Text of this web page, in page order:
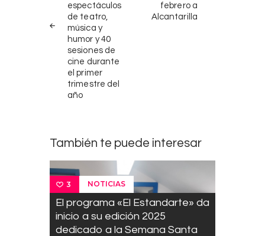
espectáculos
de teatro,
música y
humor y 40
sesiones de
cine durante
el primer
trimestre del
año
febrero a
Alcantarilla
También te puede interesar
3 NOTICIAS
El programa «El Estandarte» da
inicio a su edición 2025
dedicado a la Semana Santa